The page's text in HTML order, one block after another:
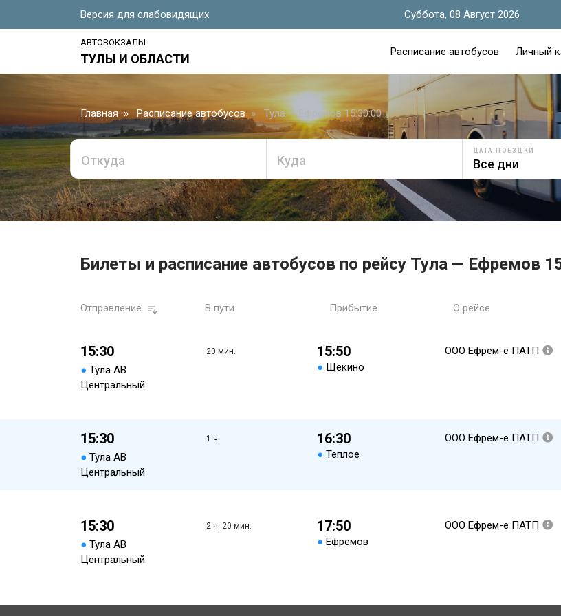
Версия для слабовидящих Суббота, 08 Август 2026
АВТОВОКЗАЛЫ
ТУЛЫ И ОБЛАСТИ
Расписание автобусов Личный
Главная Расписание автобусов Тула — Ефремов 15:30:00
Откуда Куда
ДАТА ПОЕЗДКИ
Билеты и расписание автобусов по рейсу Тула — Ефремов
Отправление В пути Прибытие О рейсе
15:30
● Тула АВ
Центральный
20 мин. 15:50
● Щекино
ООО Ефрем-е ПАТП
15:30
● Тула АВ
Центральный
1 ч. 16:30
● Теплое
ООО Ефрем-е ПАТП
15:30
● Тула АВ
Центральный
2 ч. 20 мин. 17:50
● Ефремов
ООО Ефрем-е ПАТП